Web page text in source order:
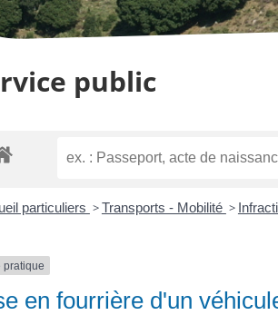
public
particuliers >Transports - Mobilité >
pratique
en fourrière d'un